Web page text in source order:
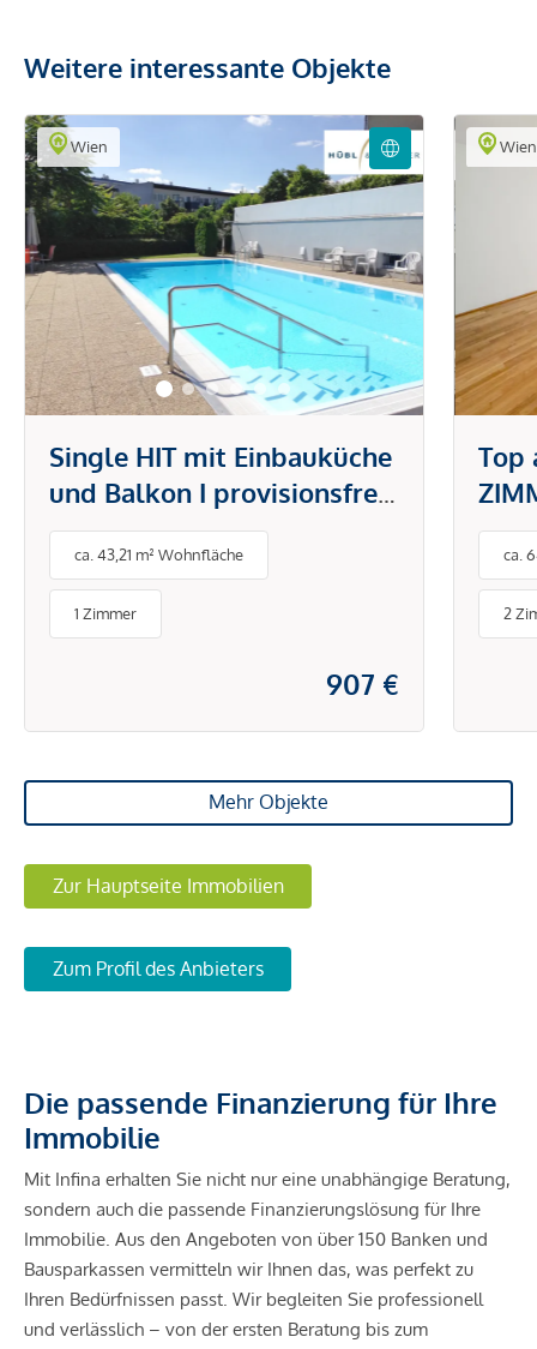
Weitere interessante Objekte
Wien
Single HIT mit Einbauküche
und Balkon I provisionsfrei
| Swimmingpool | Vet. Med.
Universität
ca. 43,21 m² Wohnfläche
1 Zimmer
907 €
Wien
Top
ca.
2
Mehr Objekte
Zur Hauptseite Immobilien
Zum Profil des Anbieters
Die passende Finanzierung für Ihre
Immobilie
Mit Infina erhalten Sie nicht nur eine unabhängige Beratung,
sondern auch die passende Finanzierungslösung für Ihre
Immobilie. Aus den Angeboten von über 150 Banken und
Bausparkassen vermitteln wir Ihnen das, was perfekt zu
Ihren Bedürfnissen passt. Wir begleiten Sie professionell
und verlässlich – von der ersten Beratung bis zum